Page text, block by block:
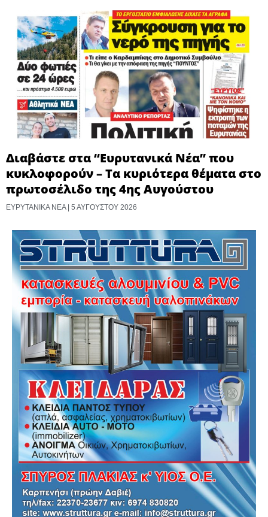
Διαβάστε στα “Ευρυτανικά Νέα” που
κυκλοφορούν – Τα κυριότερα θέματα στο
πρωτοσέλιδο της 4ης Αυγούστου
ΕΥΡΥΤΑΝΙΚΑ ΝΕΑ 5 ΑΥΓΟΎΣΤΟΥ 2026